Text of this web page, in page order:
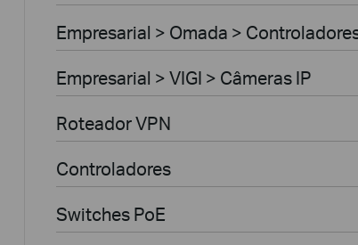
Empresarial > Omada >
Empresarial > VIGI > Câmeras IP
Roteador VPN
Controladores
Switches PoE